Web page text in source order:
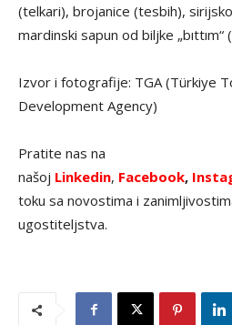
(telkari), brojanice (tesbih),
mardinski sapun od biljke
Izvor i fotografije: TGA (Türkiye
Development Agency)
Pratite nas na
našoj Linkedin, Facebook,
toku sa novostima i
ugostiteljstva.